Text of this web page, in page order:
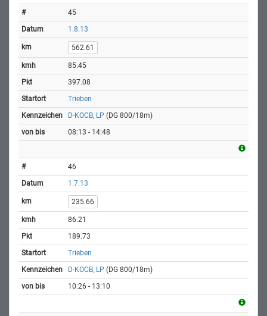
45
1.8.13
562.61
85.45
397.08
Trieben
D-KOCB, LP (DG 800/18m)
08:13 - 14:48
46
1.7.13
235.66
86.21
189.73
Trieben
D-KOCB, LP (DG 800/18m)
10:26 - 13:10